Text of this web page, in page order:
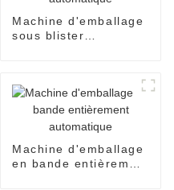
Machine d'emballage
sous blister
Machine d'emballage
en bande entièrement